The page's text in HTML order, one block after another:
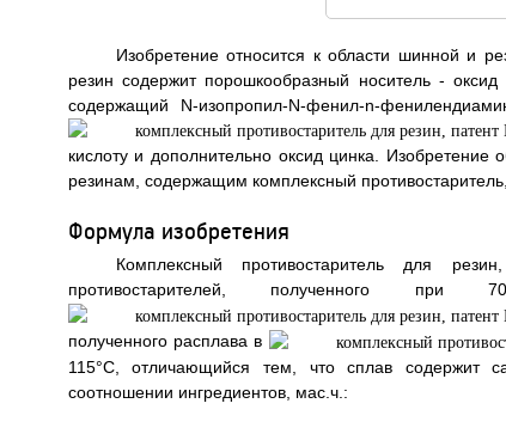
Изобретение относится к области шинной и
резин содержит порошкообразный носитель -
содержащий N-изопропил-N-фенил-n-
кислоту и дополнительно оксид цинка. Изобретение
резинам, содержащим комплексный
Формула изобретения
Комплексный противостаритель для
противостарителей, полученного при 70-
полученного расплава в
115°C, отличающийся тем, что сплав содержит
соотношении ингредиентов, мас.ч.: